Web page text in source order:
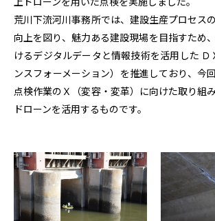
荒川下流河川事務所では、建設生産プロセス
向上を図り、魅力ある建設現場を目指すため
けるデジタルデータと情報技術を活用した Ｄ
ンスフォーメーション）を推進しており、今
点検作業のＸ（変容・変革）に向けた取り組
ドローンを活用するものです。